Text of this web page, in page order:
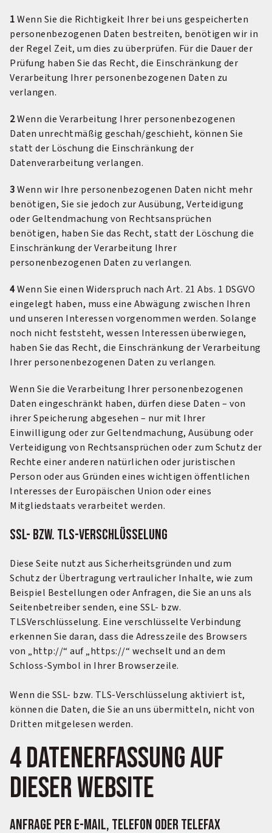
1Wenn Sie die Richtigkeit Ihrer bei uns gespeicherten
personenbezogenen Daten bestreiten, benötigen wir in
der Regel Zeit, um dies zu überprüfen. Für die Dauer der
Prüfung haben Sie das Recht, die Einschränkung der
Verarbeitung Ihrer personenbezogenen Daten zu
verlangen.
2Wenn die Verarbeitung Ihrer personenbezogenen
Daten unrechtmäßig geschah/geschieht, können Sie
statt der Löschung die Einschränkung der
Datenverarbeitung verlangen.
3Wenn wir Ihre personenbezogenen Daten nicht mehr
benötigen, Sie sie jedoch zur Ausübung, Verteidigung
oder Geltendmachung von Rechtsansprüchen
benötigen, haben Sie das Recht, statt der Löschung die
Einschränkung der Verarbeitung Ihrer
personenbezogenen Daten zu verlangen.
4Wenn Sie einen Widerspruch nach Art. 21 Abs. 1 DSGVO
eingelegt haben, muss eine Abwägung zwischen Ihren
und unseren Interessen vorgenommen werden. Solange
noch nicht feststeht, wessen Interessen überwiegen,
haben Sie das Recht, die Einschränkung der Verarbeitung
Ihrer personenbezogenen Daten zu verlangen.
Wenn Sie die Verarbeitung Ihrer personenbezogenen
Daten eingeschränkt haben, dürfen diese Daten – von
ihrer Speicherung abgesehen – nur mit Ihrer
Einwilligung oder zur Geltendmachung, Ausübung oder
Verteidigung von Rechtsansprüchen oder zum Schutz der
Rechte einer anderen natürlichen oder juristischen
Person oder aus Gründen eines wichtigen öffentlichen
Interesses der Europäischen Union oder eines
Mitgliedstaats verarbeitet werden.
SSL- bzw. TLS-Verschlüsselung
Diese Seite nutzt aus Sicherheitsgründen und zum
Schutz der Übertragung vertraulicher Inhalte, wie zum
Beispiel Bestellungen oder Anfragen, die Sie an uns als
Seitenbetreiber senden, eine SSL- bzw.
TLSVerschlüsselung. Eine verschlüsselte Verbindung
erkennen Sie daran, dass die Adresszeile des Browsers
von „http://“ auf „https://“ wechselt und an dem
Schloss-Symbol in Ihrer Browserzeile.
Wenn die SSL- bzw. TLS-Verschlüsselung aktiviert ist,
können die Daten, die Sie an uns übermitteln, nicht von
Dritten mitgelesen werden.
4 Datenerfassung auf
dieser Website
Anfrage per E-Mail, Telefon oder Telefax